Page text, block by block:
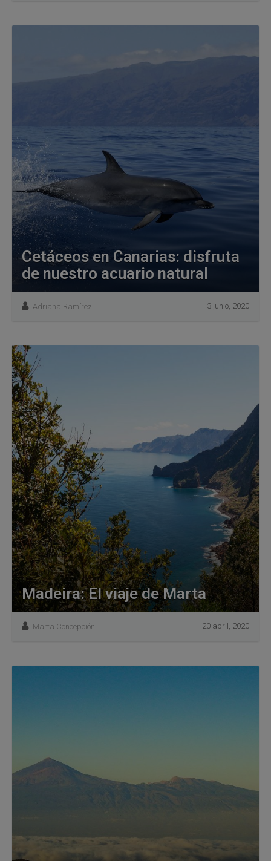
Cetáceos en Canarias: disfruta
de nuestro acuario natural
Adriana Ramírez 3 junio, 2020
Madeira: El viaje de Marta
Marta Concepción 20 abril, 2020